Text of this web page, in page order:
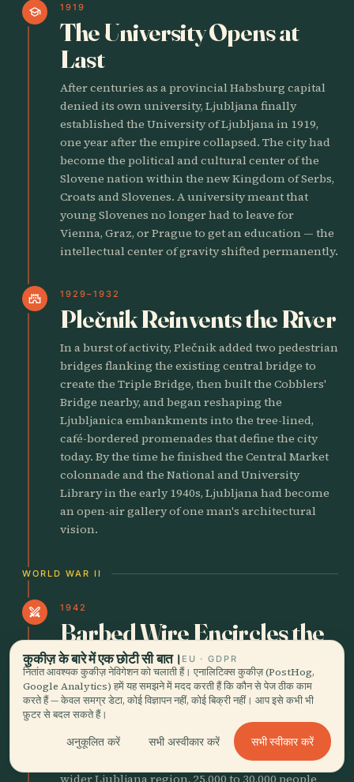
school 1919
The University Opens at
Last
After centuries as a provincial Habsburg capital
denied its own university, Ljubljana finally
established the University of Ljubljana in 1919,
one year after the empire collapsed. The city had
become the political and cultural center of the
Slovene nation within the new Kingdom of Serbs,
Croats and Slovenes. A university meant that
young Slovenes no longer had to leave for
Vienna, Graz, or Prague to get an education — the
intellectual center of gravity shifted permanently.
castle 1929–1932
Plečnik Reinvents the River
In a burst of activity, Plečnik added two pedestrian
bridges flanking the existing central bridge to
create the Triple Bridge, then built the Cobblers'
Bridge nearby, and began reshaping the
Ljubljanica embankments into the tree-lined,
café-bordered promenades that define the city
today. By the time he finished the Central Market
colonnade and the National and University
Library in the early 1940s, Ljubljana had become
an open-air gallery of one man's architectural
vision.
WORLD WAR II
swords 1942
Barbed Wire Encircles the
City
Italian occupation forces ringed Ljubljana with a
barrier of barbed wire, 206 guard towers and
bunkers, patrolled by roughly 1,700 soldiers and
police. For 1,170 days the city was a sealed cage.
Around 150 hostages were shot within it; from the
wider Ljubljana region, 25,000 to 30,000 people
कुकीज़ के बारे में एक छोटी सी बात। EU · GDPR
नितांत आवश्यक कुकीज़ नेविगेशन को चलाती हैं। एनालिटिक्स कुकीज़ (PostHog,
Google Analytics) हमें यह समझने में मदद करती हैं कि कौन से पेज ठीक काम
करते हैं — केवल समग्र डेटा, कोई विज्ञापन नहीं, कोई बिक्री नहीं। आप इसे कभी भी
फ़ुटर से बदल सकते हैं।
अनुकूलित करें सभी अस्वीकार करें सभी स्वीकार करें